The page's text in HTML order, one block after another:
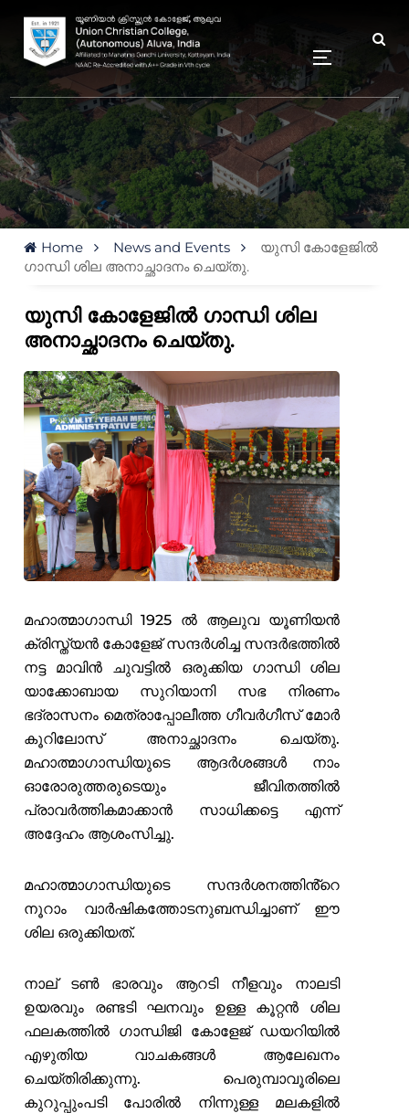
Home News and Events
യുസി കോളേജിൽ
ഗാന്ധി ശില അനാച്ഛാദനം ചെയ്തു.
യുസി കോളേജിൽ ഗാന്ധി ശില
അനാച്ഛാദനം ചെയ്തു.
മഹാത്മാഗാന്ധി 1925 ൽ ആലുവ യൂണിയൻ
ക്രിസ്ത്യൻ കോളേജ് സന്ദർശിച്ച സന്ദർഭത്തിൽ
നട്ട മാവിൻ ചുവട്ടിൽ ഒരുക്കിയ ഗാന്ധി ശില
യാക്കോബായ സുറിയാനി സഭ നിരണം
ഭദ്രാസനം മെത്രാപ്പോലീത്ത ഗീവർഗീസ് മോർ
കൂറിലോസ് അനാച്ഛാദനം ചെയ്തു.
മഹാത്മാഗാന്ധിയുടെ ആദർശങ്ങൾ നാം
ഓരോരുത്തരുടെയും ജീവിതത്തിൽ
പ്രാവർത്തികമാക്കാൻ സാധിക്കട്ടെ എന്ന്
അദ്ദേഹം ആശംസിച്ചു.
മഹാത്മാഗാന്ധിയുടെ സന്ദർശനത്തിൻ്റെ
നൂറാം വാർഷികത്തോടനുബന്ധിച്ചാണ് ഈ
ശില ഒരുക്കിയത്.
നാല് ടൺ ഭാരവും ആറടി നീളവും നാലടി
ഉയരവും രണ്ടടി ഘനവും ഉള്ള കൂറ്റൻ ശില
ഫലകത്തിൽ ഗാന്ധിജി കോളേജ് ഡയറിയിൽ
എഴുതിയ വാചകങ്ങൾ ആലേഖനം
ചെയ്തിരിക്കുന്നു. പെരുമ്പാവൂരിലെ
കുറുപ്പുംപടി പോരിൽ നിന്നുള്ള മലകളിൽ